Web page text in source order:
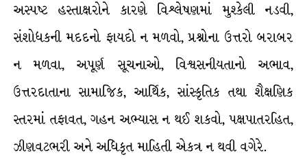
અસ્પષ્ટ હસ્તાક્ષરોને કારણે વિશ્લેષણમાં મુશ્કેલી નડવી,
સંશોધકની મદદનો ફાયદો ન મળવો, પ્રશ્નોના ઉત્તરો બરાબર
ન મળવા, અપૂર્ણ સૂચનાઓ, વિશ્વસનીયતાનો અભાવ,
ઉત્તરદાતાના સામાજિક, આર્થિક, સાંસ્કૃતિક તથા શૈક્ષણિક
સ્તરમાં તફાવત, ગહન અભ્યાસ ન થઈ શકવો, પક્ષપાતરહિત,
ઝીણવટભરી અને અધિકૃત માહિતી એકત્ર ન થવી વગેરે.